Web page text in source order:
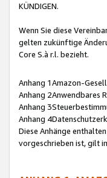
KÜNDIGEN.
Wenn Sie diese
gelten zukünftige
Core S.à r.l. bezieht.
Anhang 1Amazon-
Anhang 2Anwendbares
Anhang
Anhang
Diese Anhänge
vorgeschrieben ist, gilt